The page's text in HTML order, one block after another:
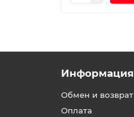
Информация
Обмен и возврат
Оплата